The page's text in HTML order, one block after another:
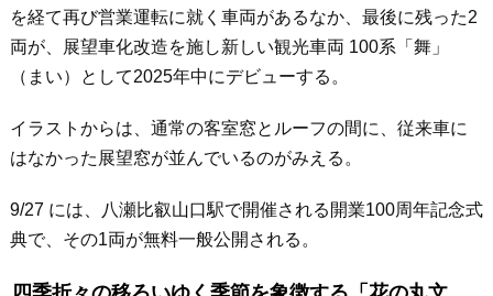
を経て再び営業運転に就く車両があるなか、最後に残った2
両が、展望車化改造を施し新しい観光車両 100系「舞」
（まい）として2025年中にデビューする。
イラストからは、通常の客室窓とルーフの間に、従来車に
はなかった展望窓が並んでいるのがみえる。
9/27 には、八瀬比叡山口駅で開催される開業100周年記念式
典で、その1両が無料一般公開される。